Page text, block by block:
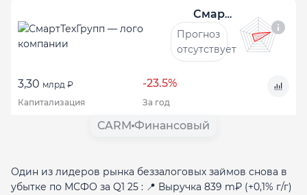
СмартТехГрупп
Прогноз
отсутствует
3,30 млрд ₽ -23.5%
Капитализация За год
CARM Финансовый
Один из лидеров рынка беззалоговых займов снова в
убытке по МСФО за Q1 25 : 📍 Выручка 839 m₽ (+0,1% г/г)